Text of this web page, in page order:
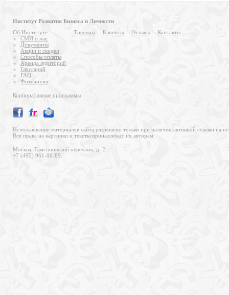
Институт Развития Бизнеса и Личности
Об Институте
СМИ о нас
Документы
Акции и скидки
Способы оплаты
Аренда аудиторий
Глоссарий
FAQ
Фотоархив
Тренеры Клиенты Отзывы Контакты
Корпоративные программы
Использование материалов сайта разрешено только при наличии активной ссылки на
Все права на картинки и тексты принадлежат их авторам.
Москва, Гамсоновский переулок, д. 2.
+7 (495) 961-00-89.